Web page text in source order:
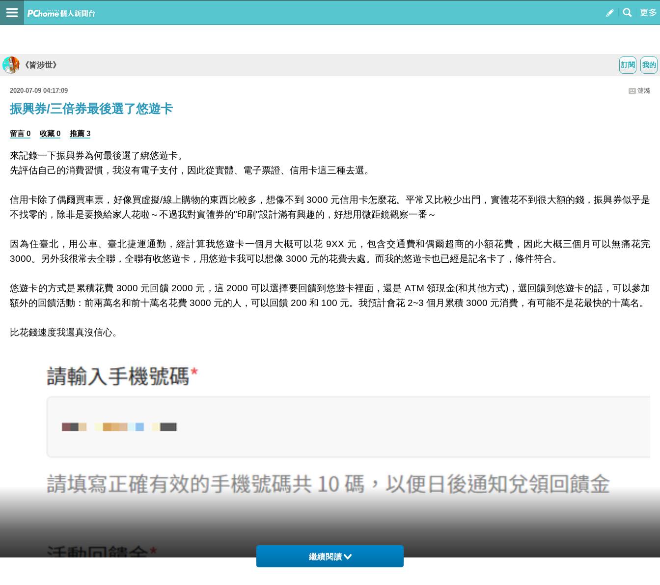
我的
訂閱
《皆涉世》
2020-07-09 04:17:09 漣漪
振興券/三倍券最後選了悠遊卡
留言 0 收藏 0 推薦 3
來記錄一下振興券為何最後選了綁悠遊卡。
先評估自己的消費習慣，我沒有電子支付，因此從實體、電子票證、信用卡這三種去選。
信用卡除了偶爾買車票，好像買虛擬/線上購物的東西比較多，想像不到 3000 元信用卡怎麼花。平常又比較少出門，實體花不到很大額的錢，振興券似乎是
不找零的，除非是要換給家人花啦～不過我對實體券的"印刷"設計滿有興趣的，好想用微距鏡觀察一番～
因為住臺北，用公車、臺北捷運通勤，經計算我悠遊卡一個月大概可以花 9XX 元，包含交通費和偶爾超商的小額花費，因此大概三個月可以無痛花完
3000。另外我很常去全聯，全聯有收悠遊卡，用悠遊卡我可以想像 3000 元的花費去處。而我的悠遊卡也已經是記名卡了，條件符合。
悠遊卡的方式是累積花費 3000 元回饋 2000 元，這 2000 可以選擇要回饋到悠遊卡裡面，還是 ATM 領現金(和其他方式)，選回饋到悠遊卡的話，可以參加
額外的回饋活動：前兩萬名和前十萬名花費 3000 元的人，可以回饋 200 和 100 元。我預計會花 2~3 個月累積 3000 元消費，有可能不是花最快的十萬名。
比花錢速度我還真沒信心。
繼續閱讀